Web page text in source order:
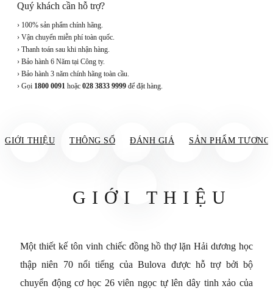
Quý khách cần hỗ trợ?
› 100% sản phẩm chính hãng.
› Vận chuyển miễn phí toàn quốc.
› Thanh toán sau khi nhận hàng.
› Bảo hành 6 Năm tại Công ty.
› Bảo hành 3 năm chính hãng toàn cầu.
› Gọi 1800 0091 hoặc 028 3833 9999 để đặt hàng.
GIỚI THIỆU THÔNG SỐ ĐÁNH GIÁ SẢN PHẨM TƯƠNG
GIỚI THIỆU
Một thiết kế tôn vinh chiếc đồng hồ thợ lặn Hải dương học
thập niên 70 nổi tiếng của Bulova được hỗ trợ bởi bộ
chuyển động cơ học 26 viên ngọc tự lên dây tinh xảo của